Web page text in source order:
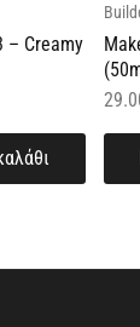
– Creamy